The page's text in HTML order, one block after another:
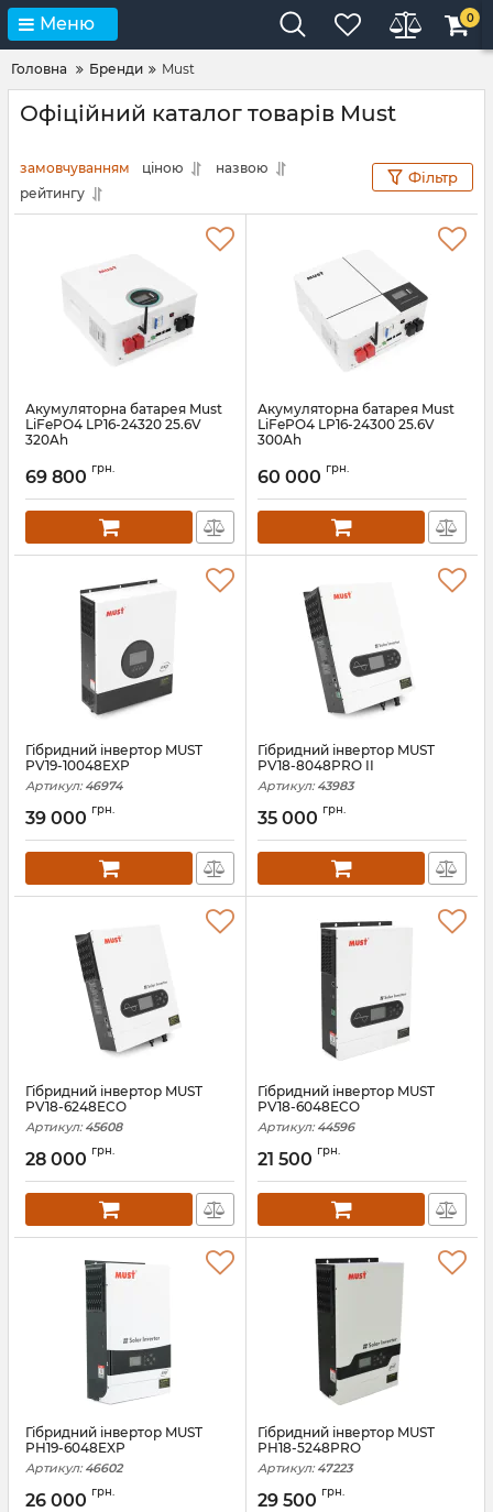
Меню 0
Головна Бренди Must
Офіційний каталог товарів Must
замовчуванням ціною
назвою
рейтингу
Фільтр
Акумуляторна батарея Must
LiFePO4 LP16-24320 25.6V
320Ah
69 800 грн.
Акумуляторна батарея Must
LiFePO4 LP16-24300 25.6V
300Ah
60 000 грн.
Гібридний інвертор MUST
PV19-10048EXP
Артикул: 46974
39 000 грн.
Гібридний інвертор MUST
PV18-8048PRO II
Артикул: 43983
35 000 грн.
Гібридний інвертор MUST
PV18-6248ECO
Артикул: 45608
28 000 грн.
Гібридний інвертор MUST
PV18-6048ECO
Артикул: 44596
21 500 грн.
Гібридний інвертор MUST
PH19-6048EXP
Артикул: 46602
26 000 грн.
Гібридний інвертор MUST
PH18-5248PRO
Артикул: 47223
29 500 грн.